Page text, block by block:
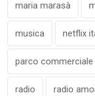
maria marasà
musica netflix
parco commerciale
radio radio